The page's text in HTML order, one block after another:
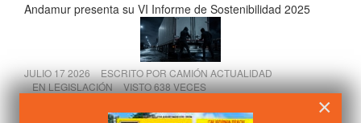
Andamur presenta su VI Informe de Sostenibilidad 2025
JULIO 17 2026 ESCRITO PORCAMIÓN ACTUALIDAD
ENLEGISLACIÓN VISTO 638 VECES
El Supremo refuerza los derechos de los transportistas
×